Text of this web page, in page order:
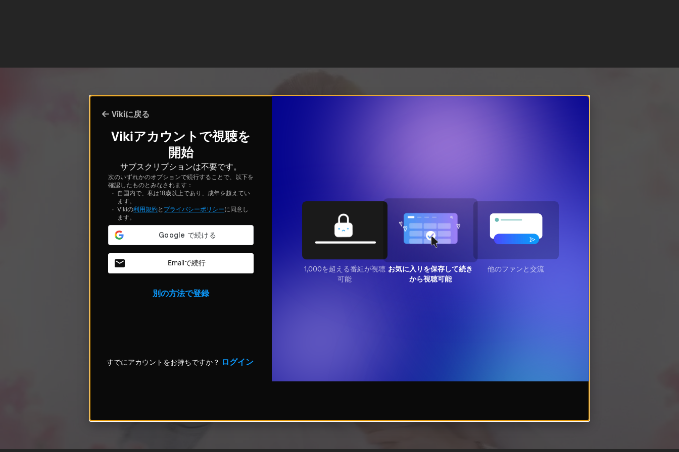
Vikiに戻る
Vikiアカウントで視聴を
開始
サブスクリプションは不要です。
次のいずれかのオプションで続行することで、以下を
確認したものとみなされます：
自国内で、私は18歳以上であり、成年を超えてい
ます。
Vikiの利用規約と プライバシーポリシーに同意し
ます。
Emailで続行
別の方法で登録
すでにアカウントをお持ちですか？ ログイン
1,000を超える番組が視聴
可能
お気に入りを保存して続き
から視聴可能
他のファンと交流